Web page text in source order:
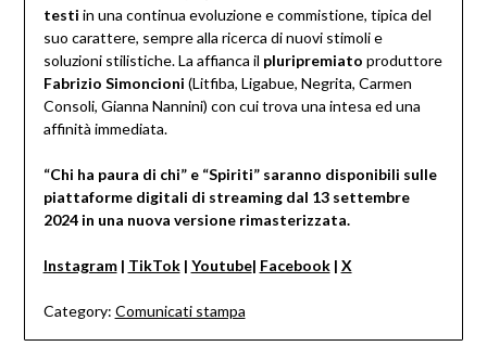
testi in una continua evoluzione e commistione, tipica del
suo carattere, sempre alla ricerca di nuovi stimoli e
soluzioni stilistiche. La affianca il pluripremiato produttore
Fabrizio Simoncioni (Litfiba, Ligabue, Negrita, Carmen
Consoli, Gianna Nannini) con cui trova una intesa ed una
affinità immediata.
“Chi ha paura di chi” e “Spiriti” saranno disponibili sulle
piattaforme digitali di streaming dal 13 settembre
2024 in una nuova versione rimasterizzata.
Instagram| TikTok | Youtube| Facebook| X
Category: Comunicati stampa